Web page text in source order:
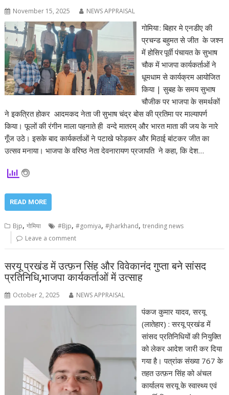
November 15, 2025 NEWS APPRAISAL
गोमिया : बिहार मे एनडीए की
प्रचन्ड बहुमत से जीत के जश्न
में होसिर पूर्वी पंचायत के सुभाष
चौक में भाजपा कार्यकर्ताओं ने
धूमधाम से कार्यक्रम आयोजित
किया | सुबह के समय सुभाष
चौजीक पर भाजपा के समर्थकों
ने इकत्रित होकर आदमकद नेता जी सुभाष चंद्र बोस की प्रतिमा पर माल्यापर्ण
किया। फूलों की रंगीन माला पहनाते ही वन्दे मातरम् और भारत माता की जय के नारे
गूँज उठे। इसके बाद कार्यकर्ताओं ने पटाखे फोड़कर और मिठाई बांटकर जीत का
उत्सव मनाया। भाजपा के वरिष्ठ नेता देवनारायण प्रजापति ने कहा, कि देश…
READ MORE
Bjp,गोमिया #Bjp,#gomiya,#jharkhand,trending news
Leave a comment
सरयू प्रखंड में उत्फ़न सिंह और विवेकानंद गुप्ता बने सांसद
प्रतिनिधि,भाजपा कार्यकर्ताओं में उत्साह
October 2, 2025 NEWS APPRAISAL
पंकज कुमार यादव, सरयू
(लातेहार) : सरयू प्रखंड में
सांसद प्रतिनिधियों की नियुक्ति
को लेकर आदेश जारी कर दिया
गया है। पत्रांक संख्या 767 के
तहत उत्फ़न सिंह को अंचल
कार्यालय सरयू के स्वास्थ्य एवं